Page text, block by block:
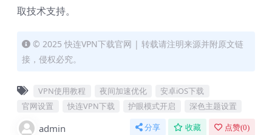
取技术支持。
© 2025 快连VPN下载官网 | 转载请注明来源并附原文链
接，侵权必究。
VPN使用教程 夜间加速优化
安卓iOS下载
官网设置
快连VPN下载 护眼模式开启 深色主题设置
admin 分享 收藏 点赞(0)